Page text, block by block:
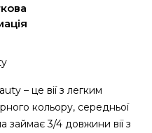
– це вії з легким
кольору, середньої
займає 3/4 довжини вії з